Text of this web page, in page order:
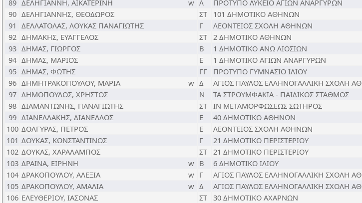
89 ΔΕΛΗΓΙΑΝΝΗ, ΑΙΚΑΤΕΡΙΝΗ w Λ
ΠΡΟΤΥΠΟ ΛΥΚΕΙΟ ΑΓΙΩΝ ΑΝΑΡΓΥΡΩΝ
90 ΔΕΛΗΓΙΑΝΝΗΣ, ΘΕΟΔΩΡΟΣ ΣΤ
101 ΔΗΜΟΤΙΚΟ ΑΘΗΝΩΝ
91 ΔΕΛΛΑΤΟΛΑΣ, ΛΟΥΚΑΣ ΠΑΝΑΓΙΩΤΗΣ Γ
ΛΕΟΝΤΕΙΟΣ ΣΧΟΛΗ ΑΘΗΝΩΝ
92 ΔΗΜΑΚΗΣ, ΕΥΑΓΓΕΛΟΣ ΣΤ 2 ΔΗΜΟΤΙΚΟ ΑΘΗΝΩΝ
93 ΔΗΜΑΣ, ΓΙΩΡΓΟΣ Β
1 ΔΗΜΟΤΙΚΟ ΑΝΩ ΛΙΟΣΙΩΝ
94 ΔΗΜΑΣ, ΜΑΡΙΟΣ Ε
1 ΔΗΜΟΤΙΚΟ ΑΓΙΩΝ ΑΝΑΡΓΥΡΩΝ
95 ΔΗΜΑΣ, ΦΩΤΗΣ ΓΓ
ΠΡΟΤΥΠΟ ΓΥΜΝΑΣΙΟ ΙΛΙΟΥ
96 ΔΗΜΗΤΡΑΚΟΠΟΥΛΟΥ, ΜΑΡΙΑ w Δ
ΑΓΙΟΣ ΠΑΥΛΟΣ ΕΛΛΗΝΟΓΑΛΛΙΚΗ ΣΧΟΛΗ ΑΘ
97 ΔΗΜΟΠΟΥΛΟΣ, ΧΡΗΣΤΟΣ Ν
ΤΑ ΣΤΡΟΥΜΦΑΚΙΑ - ΠΑΙΔΙΚΟΣ ΣΤΑΘΜΟΣ
98 ΔΙΑΜΑΝΤΩΝΗΣ, ΠΑΝΑΓΙΩΤΗΣ ΣΤ ΙΝ ΜΕΤΑΜΟΡΦΩΣΕΩΣ ΣΩΤΗΡΟΣ
99 ΔΙΑΝΕΛΛΑΚΗΣ, ΔΙΑΝΕΛΛΟΣ Ε
40 ΔΗΜΟΤΙΚΟ ΑΘΗΝΩΝ
100 ΔΟΛΓΥΡΑΣ, ΠΕΤΡΟΣ Ε
ΛΕΟΝΤΕΙΟΣ ΣΧΟΛΗ ΑΘΗΝΩΝ
101 ΔΟΥΚΑΣ, ΚΩΝΣΤΑΝΤΙΝΟΣ Γ
21 ΔΗΜΟΤΙΚΟ ΠΕΡΙΣΤΕΡΙΟΥ
102 ΔΟΥΚΑΣ, ΧΑΡΑΛΑΜΠΟΣ ΣΤ 21 ΔΗΜΟΤΙΚΟ ΠΕΡΙΣΤΕΡΙΟΥ
103 ΔΡΑΙΝΑ, ΕΙΡΗΝΗ w Β
6 ΔΗΜΟΤΙΚΟ ΙΛΙΟΥ
104 ΔΡΑΚΟΠΟΥΛΟΥ, ΑΛΕΞΙΑ w Γ
ΑΓΙΟΣ ΠΑΥΛΟΣ ΕΛΛΗΝΟΓΑΛΛΙΚΗ ΣΧΟΛΗ ΑΘ
105 ΔΡΑΚΟΠΟΥΛΟΥ, ΑΜΑΛΙΑ w Δ
ΑΓΙΟΣ ΠΑΥΛΟΣ ΕΛΛΗΝΟΓΑΛΛΙΚΗ ΣΧΟΛΗ ΑΘ
106 ΕΛΕΥΘΕΡΙΟΥ, ΙΑΣΟΝΑΣ ΣΤ 30 ΔΗΜΟΤΙΚΟ ΑΧΑΡΝΩΝ